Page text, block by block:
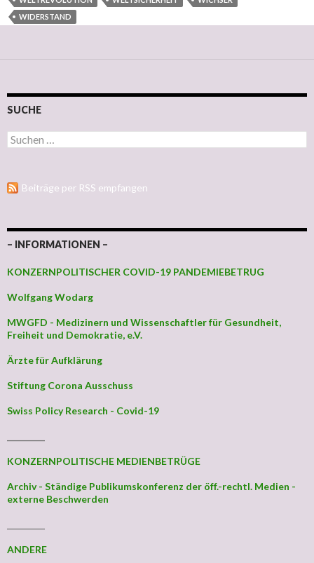
WIDERSTAND
SUCHE
Suchen nach:
Beiträge per RSS empfangen
– INFORMATIONEN –
KONZERNPOLITISCHER COVID-19 PANDEMIEBETRUG
Wolfgang Wodarg
MWGFD - Medizinern und Wissenschaftler für Gesundheit,
Freiheit und Demokratie, e.V.
Ärzte für Aufklärung
Stiftung Corona Ausschuss
Swiss Policy Research - Covid-19
KONZERNPOLITISCHE MEDIENBETRÜGE
Archiv - Ständige Publikumskonferenz der öff.-rechtl. Medien -
externe Beschwerden
ANDERE